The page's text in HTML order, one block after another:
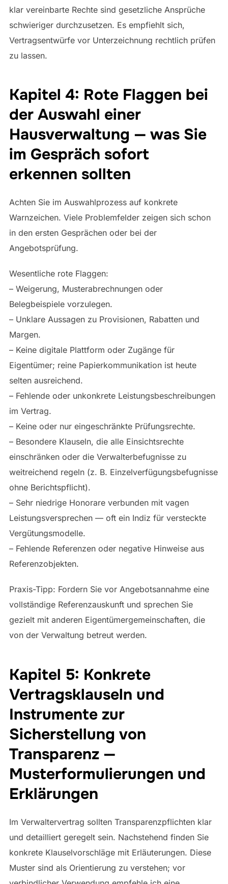
klar vereinbarte Rechte sind gesetzliche Ansprüche
schwieriger durchzusetzen. Es empfiehlt sich,
Vertragsentwürfe vor Unterzeichnung rechtlich prüfen
zu lassen.
Kapitel 4: Rote Flaggen bei
der Auswahl einer
Hausverwaltung — was Sie
im Gespräch sofort
erkennen sollten
Achten Sie im Auswahlprozess auf konkrete
Warnzeichen. Viele Problemfelder zeigen sich schon
in den ersten Gesprächen oder bei der
Angebotsprüfung.
Wesentliche rote Flaggen:
– Weigerung, Musterabrechnungen oder
Belegbeispiele vorzulegen.
– Unklare Aussagen zu Provisionen, Rabatten und
Margen.
– Keine digitale Plattform oder Zugänge für
Eigentümer; reine Papierkommunikation ist heute
selten ausreichend.
– Fehlende oder unkonkrete Leistungsbeschreibungen
im Vertrag.
– Keine oder nur eingeschränkte Prüfungsrechte.
– Besondere Klauseln, die alle Einsichtsrechte
einschränken oder die Verwalterbefugnisse zu
weitreichend regeln (z. B. Einzelverfügungsbefugnisse
ohne Berichtspflicht).
– Sehr niedrige Honorare verbunden mit vagen
Leistungsversprechen — oft ein Indiz für versteckte
Vergütungsmodelle.
– Fehlende Referenzen oder negative Hinweise aus
Referenzobjekten.
Praxis-Tipp: Fordern Sie vor Angebotsannahme eine
vollständige Referenzauskunft und sprechen Sie
gezielt mit anderen Eigentümergemeinschaften, die
von der Verwaltung betreut werden.
Kapitel 5: Konkrete
Vertragsklauseln und
Instrumente zur
Sicherstellung von
Transparenz —
Musterformulierungen und
Erklärungen
Im Verwaltervertrag sollten Transparenzpflichten klar
und detailliert geregelt sein. Nachstehend finden Sie
konkrete Klauselvorschläge mit Erläuterungen. Diese
Muster sind als Orientierung zu verstehen; vor